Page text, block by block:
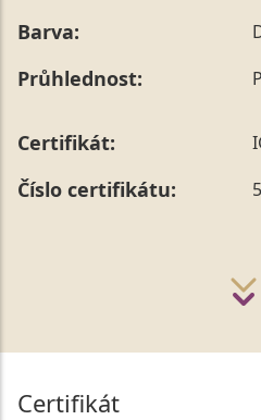
Barva:
Průhlednost:
Certifikát:
Číslo certifikátu:
Certifikát